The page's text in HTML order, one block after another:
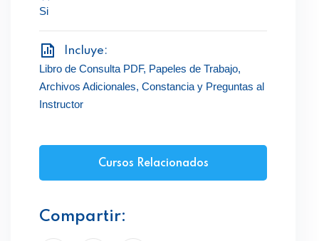
Si
Incluye:
Libro de Consulta PDF, Papeles de Trabajo,
Archivos Adicionales, Constancia y Preguntas al
Instructor
Cursos Relacionados
Compartir: